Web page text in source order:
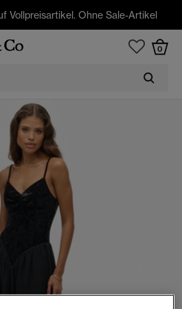
Vollpreisartikel. Ohne Sale-Artikel
0